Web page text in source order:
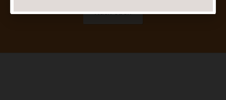
Nach oben